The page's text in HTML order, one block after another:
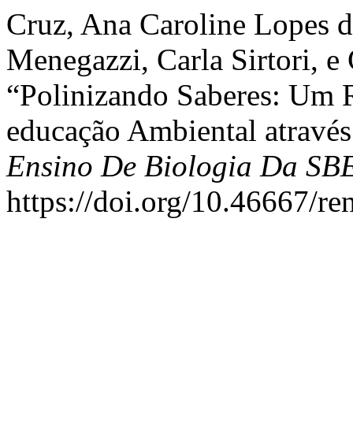
Cruz, Ana Caroline Lopes
Menegazzi, Carla Sirtori, e
“Polinizando Saberes: Um
educação Ambiental
Ensino De Biologia Da
https://doi.org/10.46667/